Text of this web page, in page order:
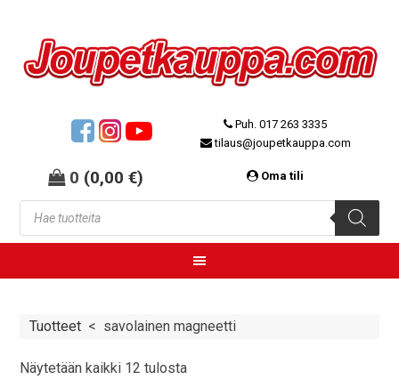
0 (0,00€)
Puh. 017 263 3335
tilaus@joupetkauppa.com
Oma tili
Tuotteet < savolainen magneetti
Näytetään kaikki 12 tulosta